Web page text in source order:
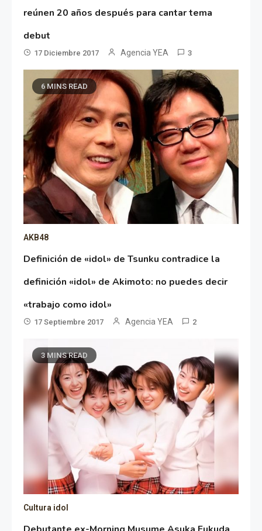
reúnen 20 años después para cantar tema
debut
17 Diciembre 2017 Agencia YEA 3
6 MINS READ
AKB48
Definición de «idol» de Tsunku contradice la
definición «idol» de Akimoto: no puedes decir
«trabajo como idol»
17 Septiembre 2017 Agencia YEA 2
3 MINS READ
Cultura idol